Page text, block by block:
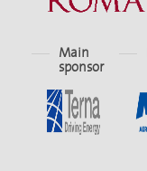
Main
sponsor